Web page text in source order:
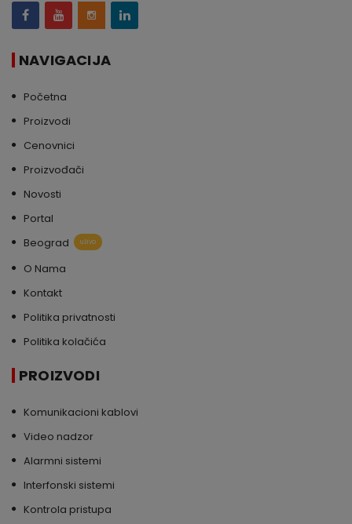
NAVIGACIJA
Početna
Proizvodi
Cenovnici
Proizvođači
Novosti
Portal
Beograd
uživo
O Nama
Kontakt
Politika privatnosti
Politika kolačića
PROIZVODI
Komunikacioni kablovi
Video nadzor
Alarmni sistemi
Interfonski sistemi
Kontrola pristupa